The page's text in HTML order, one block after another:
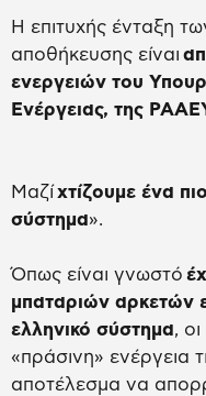
Η επιτυχής ένταξη
αποθήκευσης είναι
ενεργειών του
Ενέργειας, της
Μαζίχτίζουμε ένα
σύστημα».
Όπως είναι γνωστό
μπαταριών αρκετών
ελληνικό σύστημα,
«πράσινη» ενέργεια
αποτέλεσμα να